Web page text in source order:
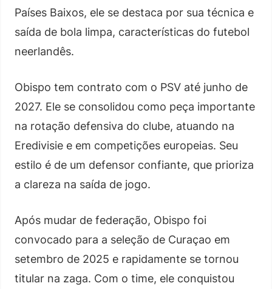
Países Baixos, ele se destaca por sua técnica e
saída de bola limpa, características do futebol
neerlandês.
Obispo tem contrato com o PSV até junho de
2027. Ele se consolidou como peça importante
na rotação defensiva do clube, atuando na
Eredivisie e em competições europeias. Seu
estilo é de um defensor confiante, que prioriza
a clareza na saída de jogo.
Após mudar de federação, Obispo foi
convocado para a seleção de Curaçao em
setembro de 2025 e rapidamente se tornou
titular na zaga. Com o time, ele conquistou